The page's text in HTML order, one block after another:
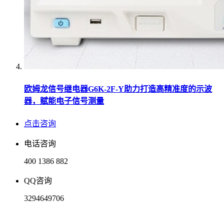
欧姆龙信号继电器G6K-2F-Y助力打造高精准度的示波
器，赋能电子信号测量
点击咨询
电话咨询
400 1386 882
QQ咨询
3294649706